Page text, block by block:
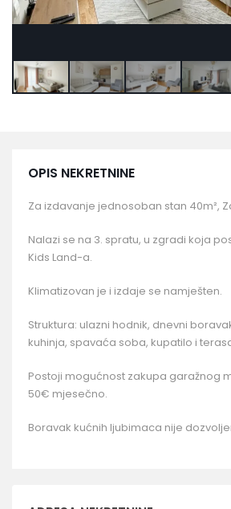
OPIS NEKRETNINE
Za izdavanje jednosoban stan 40m²,
Nalazi se na 3. spratu, u zgradi koja
Kids Land-a.
Klimatizovan je i izdaje se namješten.
Struktura: ulazni hodnik, dnevni
kuhinja, spavaća soba, kupatilo i
Postoji mogućnost zakupa garažnog
50€ mjesečno.
Boravak kućnih ljubimaca nije